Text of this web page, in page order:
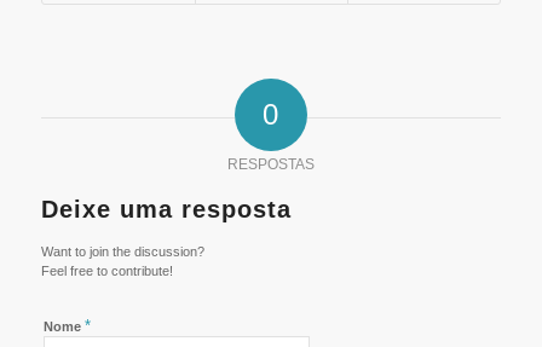
0
RESPOSTAS
Deixe uma resposta
Want to join the discussion?
Feel free to contribute!
Nome *